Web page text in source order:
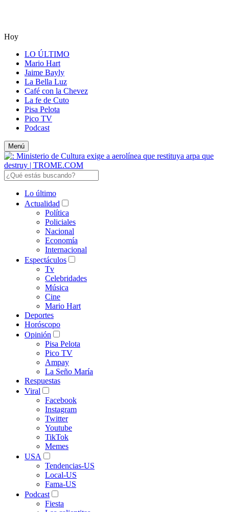
Hoy
LO ÚLTIMO
Mario Hart
Jaime Bayly
La Bella Luz
Café con la Chevez
La fe de Cuto
Pisa Pelota
Pico TV
Podcast
Menú
Lo último
Actualidad
Política
Policiales
Nacional
Economía
Internacional
Espectáculos
Tv
Celebridades
Música
Cine
Mario Hart
Deportes
Horóscopo
Opinión
Pisa Pelota
Pico TV
Ampay
La Seño María
Respuestas
Viral
Facebook
Instagram
Twitter
Youtube
TikTok
Memes
USA
Tendencias-US
Local-US
Fama-US
Podcast
Fiesta